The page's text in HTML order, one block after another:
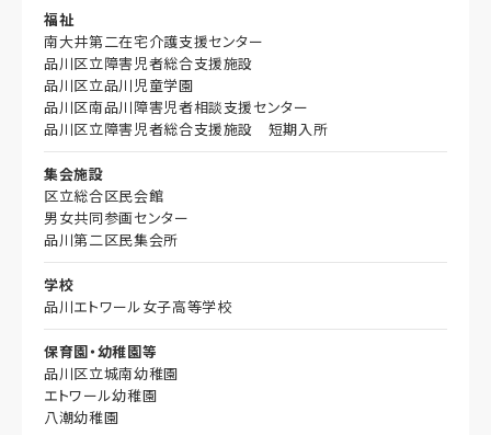
福祉
南大井第二在宅介護支援センター
品川区立障害児者総合支援施設
品川区立品川児童学園
品川区南品川障害児者相談支援センター
品川区立障害児者総合支援施設 短期入所
集会施設
区立総合区民会館
男女共同参画センター
品川第二区民集会所
学校
品川エトワール女子高等学校
保育園・幼稚園等
品川区立城南幼稚園
エトワール幼稚園
八潮幼稚園